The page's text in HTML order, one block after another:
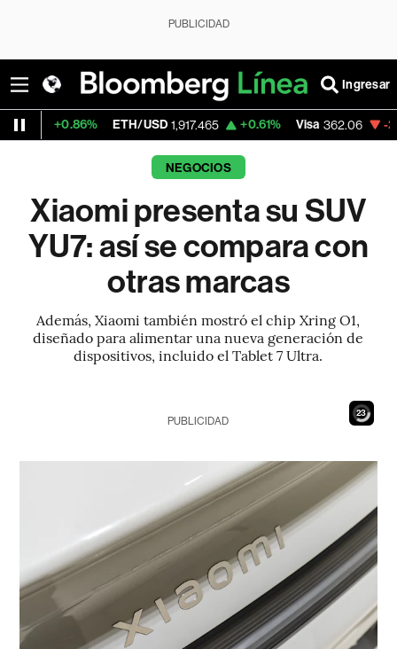
PUBLICIDAD
Ingresar
ETH/USD 1,917.465 +0.61% Visa 362.06 -2.27%
NEGOCIOS
Xiaomi presenta su SUV
YU7: así se compara con
otras marcas
Además, Xiaomi también mostró el chip Xring O1,
diseñado para alimentar una nueva generación de
dispositivos, incluido el Tablet 7 Ultra.
21
PUBLICIDAD